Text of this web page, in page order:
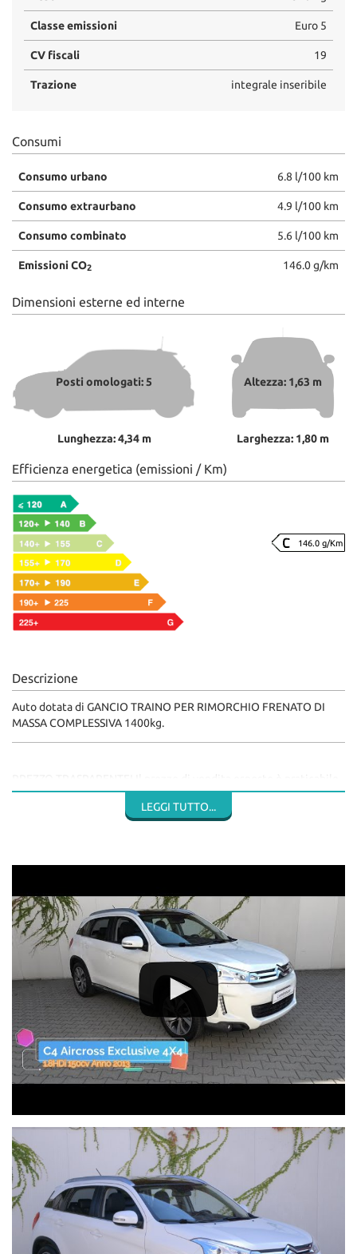
Classe emissioni Euro 5
CV fiscali 19
Trazione integrale inseribile
Consumi
Consumo urbano 6.8 l/100 km
Consumo extraurbano 4.9 l/100 km
Consumo combinato 5.6 l/100 km
Emissioni CO2 146.0 g/km
Dimensioni esterne ed interne
Posti omologati: 5
Lunghezza: 4,34 m
Altezza: 1,63 m
Larghezza: 1,80 m
Efficienza energetica (emissioni / Km)
146.0 g/Km
Descrizione
Auto dotata di GANCIO TRAINO PER RIMORCHIO FRENATO DI
MASSA COMPLESSIVA 1400kg.
a chiunque e senza vincoli ed è escluso unicamente il costo del
SIAMO A DISPOSIZIONE! Contattaci telefonicamente, via
WhatsApp (anche in videochiamata) o via e-mail, oppure vieni a
trovarci nei nostri orari di apertura. Risponderemo ad ognuna delle
tue domande.
Contattaci al n. telefonico 0227304318 oppure inviaci un
messaggio per fissare un appuntamento in sede: siamo aperti dal
Lunedì al Venerdì dalle 9 alle 12:30 e dalle 14 alle 19; il sabato
dalle 9 alle 12:30 e dalle 15 alle 19.
Lambrocar, dal 1963 a Cologno Monzese. Ti aspettiamo nel nostro
showroom di via Perugino 63 (a poca distanza della Tangenziale
Est di Milano, uscita Cologno M. Ovest). A disposizione della
Magazzino Ricambi.
La presente inserzione non ha vincolo contrattuale: i nostri
consulenti sono a disposizione per verificare il reale
equipaggiamento del veicolo.
Scarica la nostra APP su APP STORE o GOOGLE PLAY
LEGGI TUTTO...